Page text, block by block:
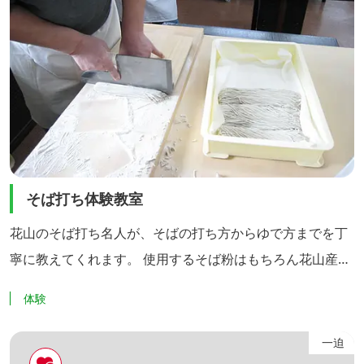
そば打ち体験教室
花山のそば打ち名人が、そばの打ち方からゆで方までを丁
寧に教えてくれます。 使用するそば粉はもちろん花山産で
体験
一迫